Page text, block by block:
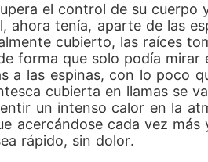
el control de su
ahora tenía, aparte de las
cubierto, las raíces
forma que solo podía
a las espinas, con lo poco
cubierta en llamas se
un intenso calor en la
acercándose cada vez
rápido, sin dolor.